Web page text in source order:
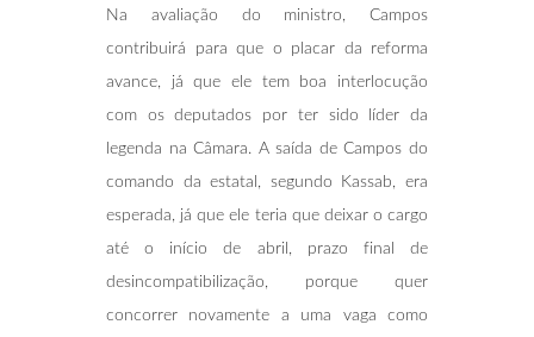
Na avaliação do ministro, Campos
contribuirá para que o placar da reforma
avance, já que ele tem boa interlocução
com os deputados por ter sido líder da
legenda na Câmara. A saída de Campos do
comando da estatal, segundo Kassab, era
esperada, já que ele teria que deixar o cargo
até o início de abril, prazo final de
desincompatibilização, porque quer
concorrer novamente a uma vaga como